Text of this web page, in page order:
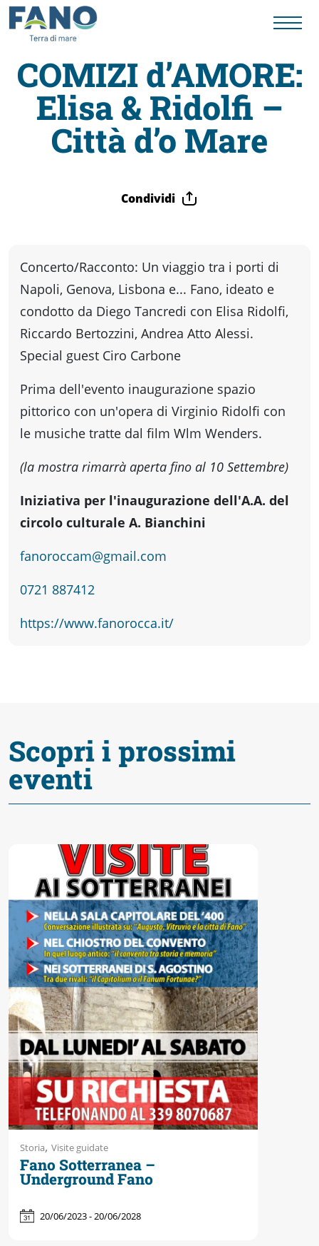
Fano
Visit
da
fare
Percorsi
storici
Enogastronomia
Informazioni
Guide
Fano
COMIZI d’AMORE:
Elisa & Ridolfi –
Città d’o Mare
Condividi
Concerto/Racconto: Un viaggio tra i porti di
Napoli, Genova, Lisbona e... Fano, ideato e
condotto da Diego Tancredi con Elisa Ridolfi,
Riccardo Bertozzini, Andrea Atto Alessi.
Special guest Ciro Carbone
Prima dell'evento inaugurazione spazio
pittorico con un'opera di Virginio Ridolfi con
le musiche tratte dal film Wlm Wenders.
(la mostra rimarrà aperta fino al 10 Settembre)
Iniziativa per l'inaugurazione dell'A.A. del
circolo culturale A. Bianchini
fanoroccam@gmail.com
0721 887412
https://www.fanorocca.it/
Scopri i prossimi
eventi
Storia, Visite guidate
Fano Sotterranea –
Underground Fano
20/06/2023 - 20/06/2028